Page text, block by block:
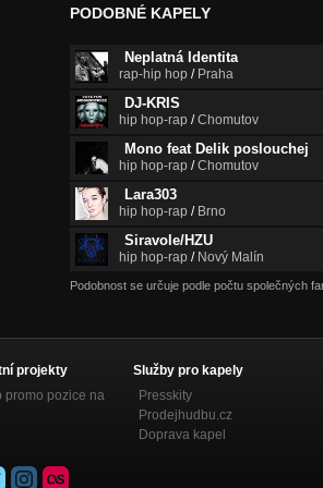
PODOBNÉ KAPELY
Neplatná Identita
rap-hip hop / Praha
DJ-KRIS
hip hop-rap /Chomutov
Mono feat Delik poslouchej
hip hop-rap /Chomutov
Lara303
hip hop-rap / Brno
Siravole/HZU
hip hop-rap / Nový Malín
Podobnost se určuje podle počtu společných
projekty
promo pozice na
Služby pro kapely
Presskity
Prodejhudbu.cz
Doprava kapel